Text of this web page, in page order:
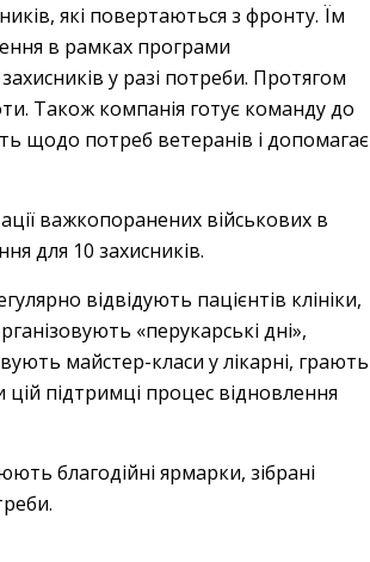
які повертаються з фронту. Їм
в рамках програми
у разі потреби. Протягом
Також компанія готує команду до
щодо потреб ветеранів і допомагає
важкопоранених військових в
для 10 захисників.
відвідують пацієнтів клініки,
«перукарські дні»,
майстер-класи у лікарні, грають
цій підтримці процес відновлення
благодійні ярмарки, зібрані